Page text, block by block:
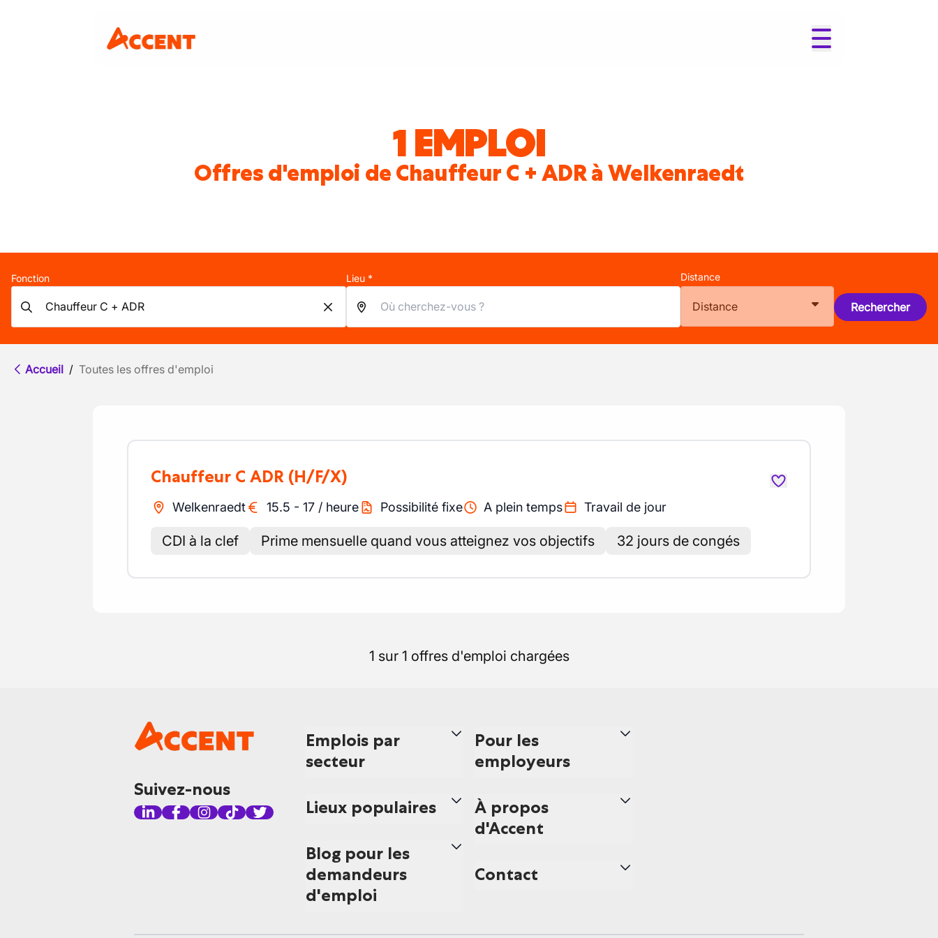
1 EMPLOI
Offres d'emploi de Chauffeur C + ADR à Welkenraedt
Fonction Lieu * Distance
Distance Rechercher
Accueil / Toutes les offres d'emploi
Chauffeur C ADR (H/F/X)
Welkenraedt 15.5 - 17 / heure Possibilité fixe A plein temps Travail de jour
CDI à la clef Prime mensuelle quand vous atteignez vos objectifs 32 jours de congés
1 sur 1 offres d'emploi chargées
Suivez-nous
Emplois par
secteur
Lieux populaires
Blog pour les
demandeurs
d'emploi
Pour les
employeurs
À propos
d'Accent
Contact